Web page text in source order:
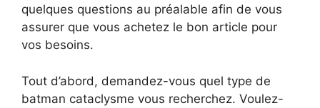
quelques questions au préalable afin de vous
assurer que vous achetez le bon article pour
vos besoins.
Tout d’abord, demandez-vous quel type de
batman cataclysme vous recherchez. Voulez-